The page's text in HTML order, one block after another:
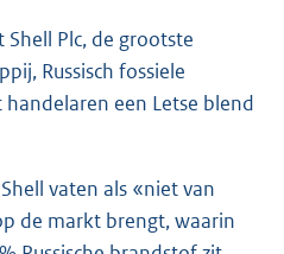
Plc, de grootste
Russisch fossiele
een Letse blend
vaten als «niet van
de markt brengt, waarin